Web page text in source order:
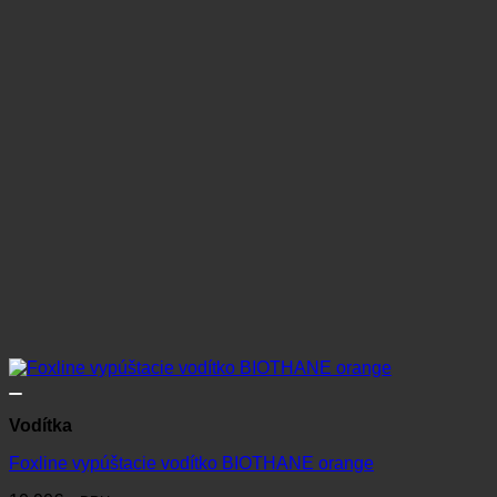
Vodítka
Foxline vypúštacie vodítko BIOTHANE orange